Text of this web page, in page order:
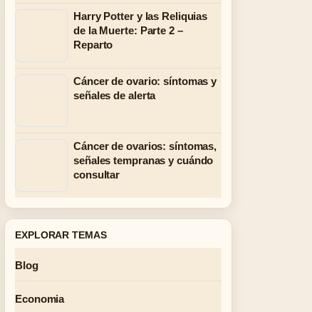
Harry Potter y las Reliquias
de la Muerte: Parte 2 –
Reparto
Cáncer de ovario: síntomas y
señales de alerta
Cáncer de ovarios: síntomas,
señales tempranas y cuándo
consultar
EXPLORAR TEMAS
Blog
Economia